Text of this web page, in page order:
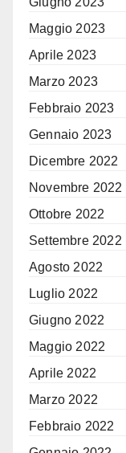
Maggio 2023
Aprile 2023
Marzo 2023
Febbraio 2023
Gennaio 2023
Dicembre 2022
Novembre 2022
Ottobre 2022
Settembre 2022
Agosto 2022
Luglio 2022
Giugno 2022
Maggio 2022
Aprile 2022
Marzo 2022
Febbraio 2022